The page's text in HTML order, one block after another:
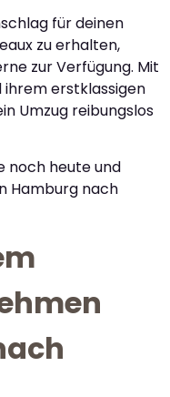
für deinen
zu erhalten,
zur Verfügung. Mit
ihrem erstklassigen
Umzug reibungslos
noch heute und
Hamburg nach